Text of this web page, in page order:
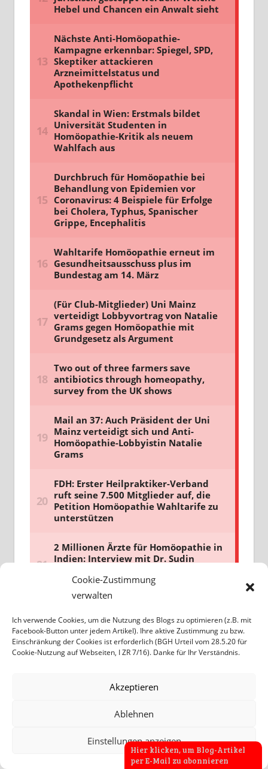
Cookie-Zustimmung
verwalten
Ich verwende Cookies, um die Nutzung des Blogs zu optimieren (z.B. mit
Facebook-Button unter jedem Artikel). Ihre aktive Zustimmung zu bzw.
Einschränkung der Cookies ist erforderlich (BGH Urteil vom 28.5.20 für
Cookie-Nutzung auf Webseiten, I ZR 7/16). Danke für Ihr Verständnis.
Akzeptieren
Ablehnen
Einstellungen anzeigen
Hier klicken, um Blog-Artikel
per E-Mail zu abonnieren